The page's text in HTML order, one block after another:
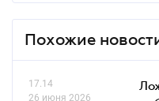
Похожие
17.14
26 июня 2026